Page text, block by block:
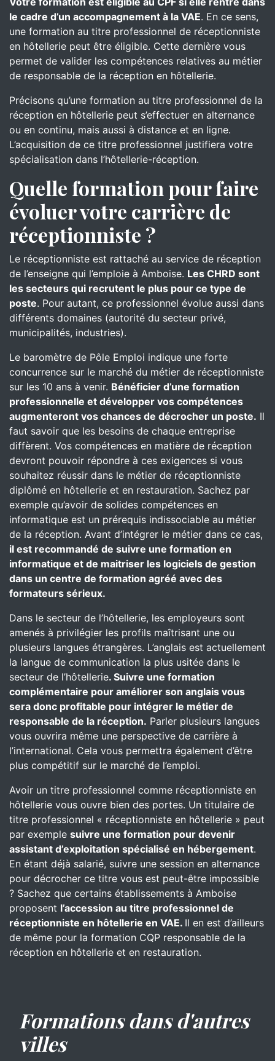
le cadre d’un accompagnement à la VAE. En ce sens,
une formation au titre professionnel de réceptionniste
en hôtellerie peut être éligible. Cette dernière vous
permet de valider les compétences relatives au métier
de responsable de la réception en hôtellerie.
Précisons qu’une formation au titre professionnel de la
réception en hôtellerie peut s’effectuer en alternance
ou en continu, mais aussi à distance et en ligne.
L’acquisition de ce titre professionnel justifiera votre
spécialisation dans l’hôtellerie-réception.
Quelle formation pour faire
évoluer votre carrière de
réceptionniste ?
Le réceptionniste est rattaché au service de réception
de l’enseigne qui l’emploie à Amboise. Les CHRD sont
les secteurs qui recrutent le plus pour ce type de
poste. Pour autant, ce professionnel évolue aussi dans
différents domaines (autorité du secteur privé,
municipalités, industries).
Le baromètre de Pôle Emploi indique une forte
concurrence sur le marché du métier de réceptionniste
sur les 10 ans à venir. Bénéficier d’une formation
professionnelle et développer vos compétences
augmenteront vos chances de décrocher un poste. Il
faut savoir que les besoins de chaque entreprise
diffèrent. Vos compétences en matière de réception
devront pouvoir répondre à ces exigences si vous
souhaitez réussir dans le métier de réceptionniste
diplômé en hôtellerie et en restauration. Sachez par
exemple qu’avoir de solides compétences en
informatique est un prérequis indissociable au métier
de la réception. Avant d’intégrer le métier dans ce cas,
il est recommandé de suivre une formation en
informatique et de maitriser les logiciels de gestion
dans un centre de formation agréé avec des
formateurs sérieux.
Dans le secteur de l’hôtellerie, les employeurs sont
amenés à privilégier les profils maîtrisant une ou
plusieurs langues étrangères. L’anglais est actuellement
la langue de communication la plus usitée dans le
secteur de l’hôtellerie. Suivre une formation
complémentaire pour améliorer son anglais vous
sera donc profitable pour intégrer le métier de
responsable de la réception. Parler plusieurs langues
vous ouvrira même une perspective de carrière à
l’international. Cela vous permettra également d’être
plus compétitif sur le marché de l’emploi.
Avoir un titre professionnel comme réceptionniste en
hôtellerie vous ouvre bien des portes. Un titulaire de
titre professionnel « réceptionniste en hôtellerie » peut
par exemple suivre une formation pour devenir
assistant d’exploitation spécialisé en hébergement.
En étant déjà salarié, suivre une session en alternance
pour décrocher ce titre vous est peut-être impossible
? Sachez que certains établissements à Amboise
proposent l’accession au titre professionnel de
réceptionniste en hôtellerie en VAE. Il en est d’ailleurs
de même pour la formation CQP responsable de la
réception en hôtellerie et en restauration.
Formations dans d'autres
villes